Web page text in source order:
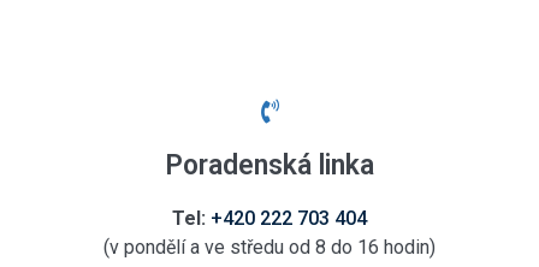
Poradenská linka
Tel: +420 222 703 404
(v pondělí a ve středu od 8 do 16 hodin)